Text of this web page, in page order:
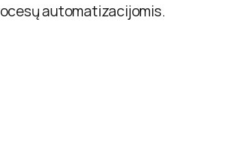
automatizacijomis.